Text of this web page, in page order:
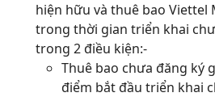
hiện hữu và thuê bao Viettel
trong thời gian triển khai
trong 2 điều kiện:-
Thuê bao chưa đăng ký
điểm bắt đầu triển khai